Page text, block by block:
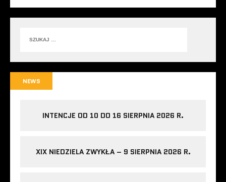
NEWS
INTENCJE OD 10 DO 16 SIERPNIA 2026 R.
XIX NIEDZIELA ZWYKŁA – 9 SIERPNIA 2026 R.